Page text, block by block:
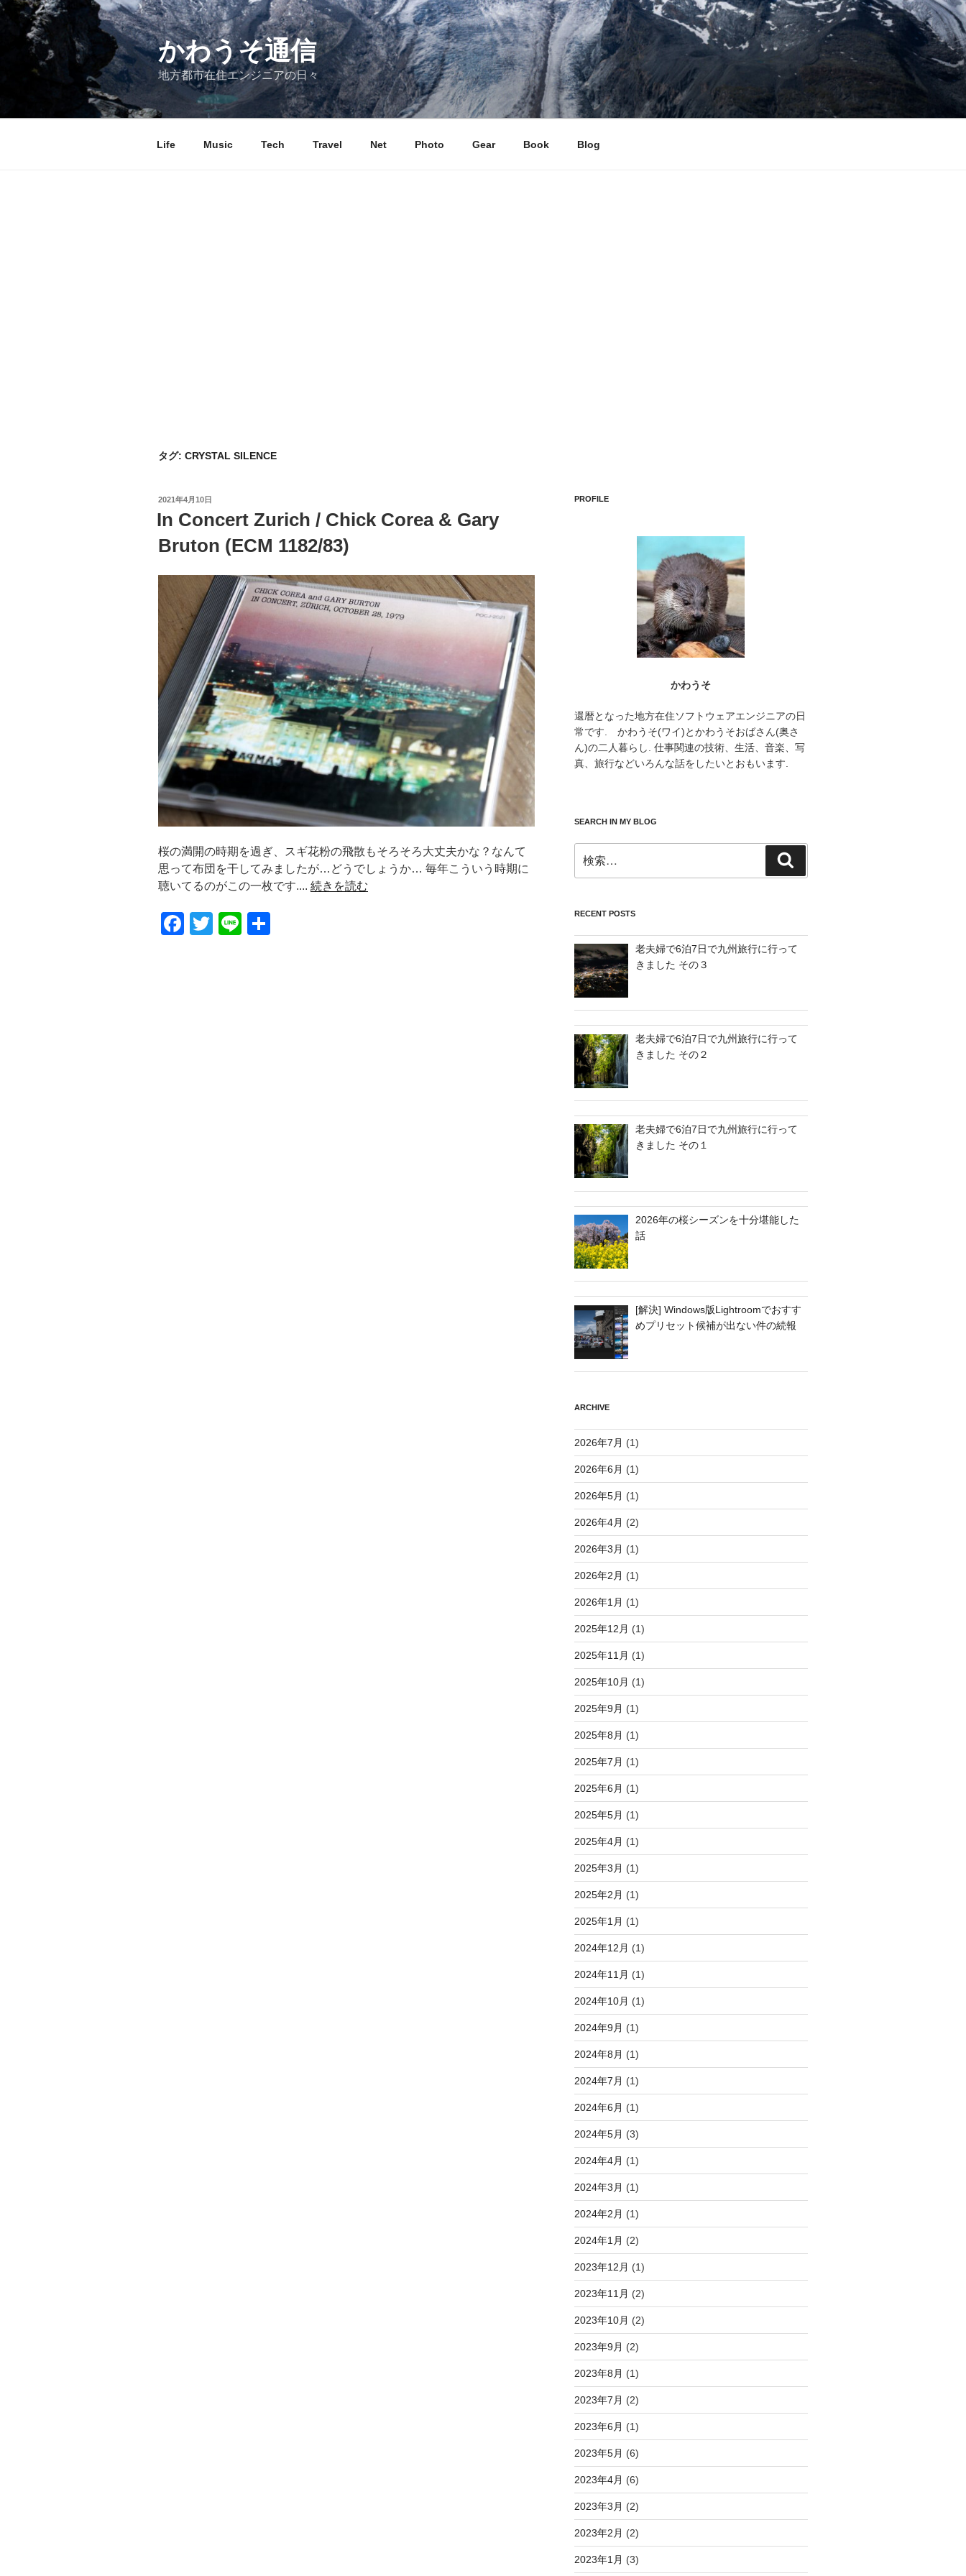
コ
かわうそ通信
地方都市在住エンジニアの日々
Life Music Tech Travel Net Photo Gear Book Blog
タグ: CRYSTAL SILENCE
投
日:
2021年4月10日
In Concert Zurich / Chick Corea & Gary
Bruton (ECM 1182/83)
桜の満開の時期を過ぎ、スギ花粉の飛散もそろそろ大丈夫かな？なんて
思って布団を干してみましたが…どうでしょうか… 毎年こういう時期に
聴いてるのがこの一枚です.... 続きを読む
F
T
Li
PROFILE
かわうそ
還暦となった地方在住ソフトウェアエンジニアの日
常です. かわうそ(ワイ)とかわうそおばさん(奥さ
ん)の二人暮らし. 仕事関連の技術、生活、音楽、写
真、旅行などいろんな話をしたいとおもいます.
SEARCH IN MY BLOG
索:
索
RECENT POSTS
老夫婦で6泊7日で九州旅行に行って
きました その３
老夫婦で6泊7日で九州旅行に行って
きました その２
老夫婦で6泊7日で九州旅行に行って
きました その１
2026年の桜シーズンを十分堪能した
話
[解決] Windows版Lightroomでおすす
めプリセット候補が出ない件の続報
ARCHIVE
2026年7月 (1)
2026年6月 (1)
2026年5月 (1)
2026年4月 (2)
2026年3月 (1)
2026年2月 (1)
2026年1月 (1)
2025年12月 (1)
2025年11月 (1)
2025年10月 (1)
2025年9月 (1)
2025年8月 (1)
2025年7月 (1)
2025年6月 (1)
2025年5月 (1)
2025年4月 (1)
2025年3月 (1)
2025年2月 (1)
2025年1月 (1)
2024年12月 (1)
2024年11月 (1)
2024年10月 (1)
2024年9月 (1)
2024年8月 (1)
2024年7月 (1)
2024年6月 (1)
2024年5月 (3)
2024年4月 (1)
2024年3月 (1)
2024年2月 (1)
2024年1月 (2)
2023年12月 (1)
2023年11月 (2)
2023年10月 (2)
2023年9月 (2)
2023年8月 (1)
2023年7月 (2)
2023年6月 (1)
2023年5月 (6)
2023年4月 (6)
2023年3月 (2)
2023年2月 (2)
2023年1月 (3)